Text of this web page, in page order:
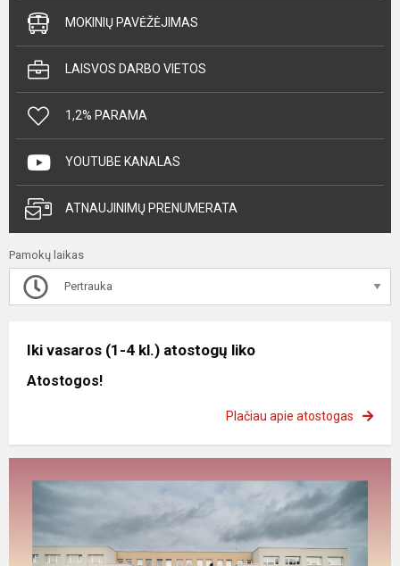
MOKINIŲ PAVĖŽĖJIMAS
LAISVOS DARBO VIETOS
1,2% PARAMA
YOUTUBE KANALAS
ATNAUJINIMŲ PRENUMERATA
Pamokų laikas
Pertrauka
Iki vasaros (1-4 kl.) atostogų liko
Atostogos!
Plačiau apie atostogas